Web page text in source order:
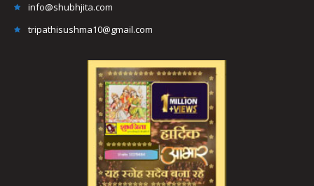
info@shubhjita.com
tripathisushma10@gmail.com